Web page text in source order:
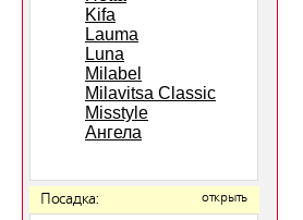
Kifa
Lauma
Luna
Milabel
Milavitsa Classic
Misstyle
Ангела
Посадка: открыть